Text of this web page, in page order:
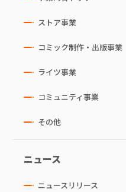
ストア事業
コミック制作・出版事業
ライツ事業
コミュニティ事業
その他
ニュース
ニュースリリース